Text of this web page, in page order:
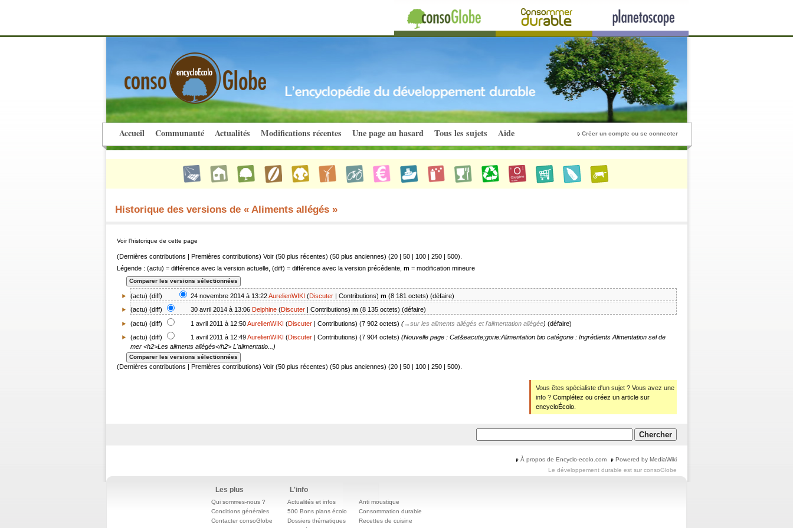
Accueil Communauté Actualités Modifications récentes Une page au hasard Tous les sujets Aide Créer un compte ou se connecter
Historique des versions de « Aliments allégés »
Voir l’historique de cette page
(Dernières contributions | Premières contributions) Voir (50 plus récentes) (50 plus anciennes) (20| 50| 100| 250| 500).
Légende : (actu) = différence avec la version actuelle, (diff) = différence avec la version précédente, m= modification mineure
(actu) (diff) 24 novembre 2014 à 13:22 AurelienWIKI (Discuter| Contributions) m (8 181 octets) (défaire)
(actu) (diff) 30 avril 2014 à 13:06 Delphine(Discuter| Contributions) m (8 135 octets) (défaire)
(actu) (diff) 1 avril 2011 à 12:50 AurelienWIKI (Discuter| Contributions) (7 902 octets) (→sur les aliments allégés et l'alimentation allégée) (défaire)
(actu) (diff) 1 avril 2011 à 12:49 AurelienWIKI (Discuter| Contributions) (7 904 octets) (Nouvelle page : Cat&eacute;gorie:Alimentation bio catégorie : Ingrédients Alimentation sel de
mer <h2>Les aliments allégés</h2> L'alimentatio...)
(Dernières contributions | Premières contributions) Voir (50 plus récentes) (50 plus anciennes) (20| 50| 100| 250| 500).
Vous êtes spécialiste d'un sujet ? Vous avez une
info ? Complétez ou créez un article sur
encycloÉcolo.
À propos de Encyclo-ecolo.com
Powered by MediaWiki
Le développement durable est sur consoGlobe
Les plus
Qui sommes-nous ?
Conditions générales
Contacter consoGlobe
L'info
Actualités et infos
500 Bons plans écolo
Dossiers thématiques
Anti moustique
Consommation durable
Recettes de cuisine